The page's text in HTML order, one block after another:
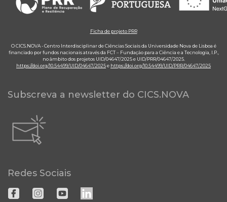
Ficha de projeto PRR
O CICS.NOVA - Centro Interdisciplinar de Ciências Sociais da Universidade Nova de Lisboa é
financiado por fundos nacionais através da FCT – Fundação para a Ciência e a Tecnologia, I.P.,
no âmbito dos projetos UID/04647/2025 e UID/PRR/04647/2025.
https://doi.org/10.54499/UID/04647/2025e https://doi.org/10.54499/UID/PRR/04647/2025
Subscreva a newsletter do CICS.NOVA
Redes Sociais